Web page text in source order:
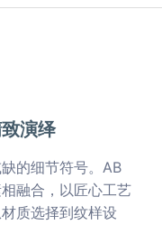
演绎
的细节符号。AB
融合，以匠心工艺
质选择到纹样设